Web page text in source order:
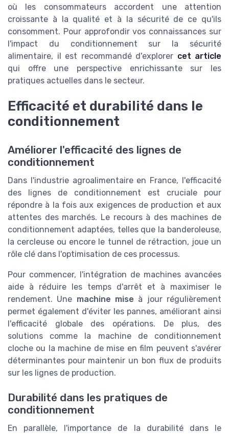
où les consommateurs accordent une attention
croissante à la qualité et à la sécurité de ce qu'ils
consomment. Pour approfondir vos connaissances sur
l'impact du conditionnement sur la sécurité
alimentaire, il est recommandé d'explorer cet article
qui offre une perspective enrichissante sur les
pratiques actuelles dans le secteur.
Efficacité et durabilité dans le
conditionnement
Améliorer l'efficacité des lignes de
conditionnement
Dans l'industrie agroalimentaire en France, l'efficacité
des lignes de conditionnement est cruciale pour
répondre à la fois aux exigences de production et aux
attentes des marchés. Le recours à des machines de
conditionnement adaptées, telles que la banderoleuse,
la cercleuse ou encore le tunnel de rétraction, joue un
rôle clé dans l'optimisation de ces processus.
Pour commencer, l'intégration de machines avancées
aide à réduire les temps d'arrêt et à maximiser le
rendement. Une machine mise à jour régulièrement
permet également d'éviter les pannes, améliorant ainsi
l'efficacité globale des opérations. De plus, des
solutions comme la machine de conditionnement
cloche ou la machine de mise en film peuvent s'avérer
déterminantes pour maintenir un bon flux de produits
sur les lignes de production.
Durabilité dans les pratiques de
conditionnement
En parallèle, l'importance de la durabilité dans le